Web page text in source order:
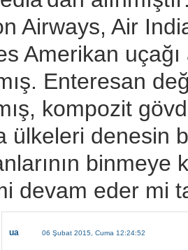
Airways, Air
Amerikan
Enteresan
kompozit
ülkeleri denesin
devam eder mi
ua 06 Şubat 2015, Cuma 12:24:52